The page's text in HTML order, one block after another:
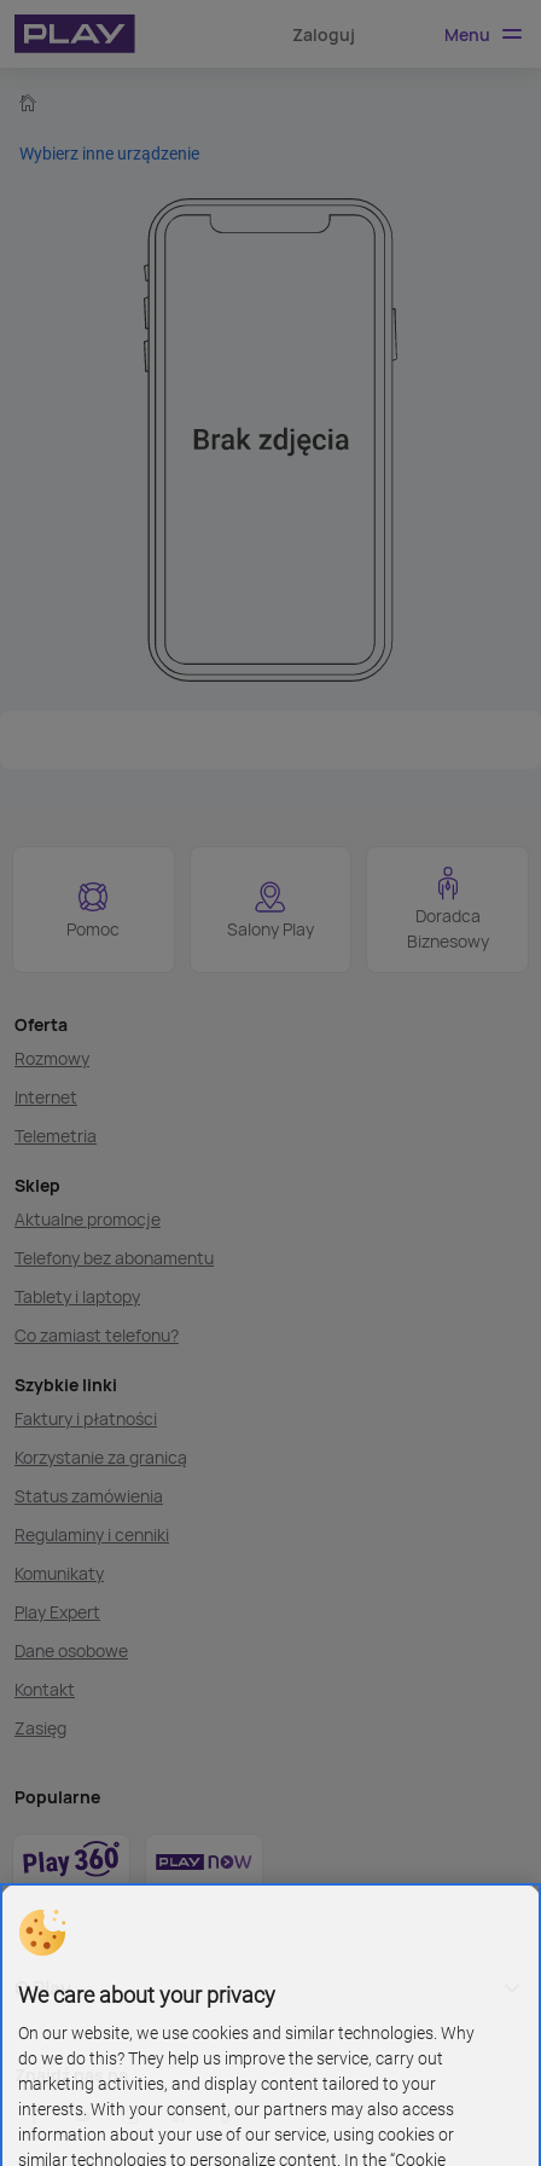
Zaloguj Menu
Wybierz inne urządzenie
Pomoc Salony Play
Doradca
Biznesowy
Oferta
Rozmowy
Internet
Telemetria
Sklep
Aktualne promocje
Telefony bez abonamentu
Tablety i laptopy
Co zamiast telefonu?
Szybkie linki
Faktury i płatności
Korzystanie za granicą
Status zamówienia
Regulaminy i cenniki
Komunikaty
Play Expert
Dane osobowe
Kontakt
Zasięg
Popularne
O Play
Znajdź nas na
We care about your privacy
On our website, we use cookies and similar technologies. Why
do we do this? They help us improve the service, carry out
marketing activities, and display content tailored to your
interests. With your consent, our partners may also access
information about your use of our service, using cookies or
similar technologies to personalize content. In the “Cookie